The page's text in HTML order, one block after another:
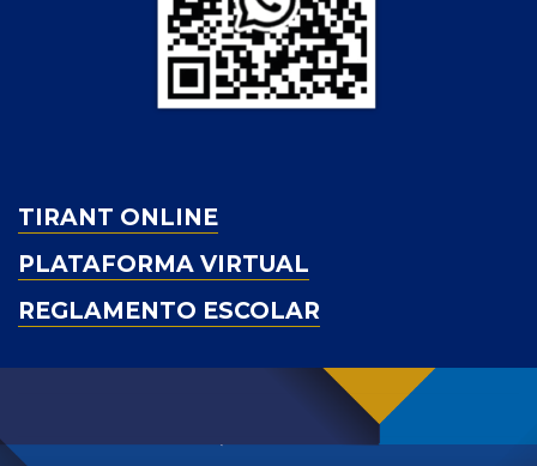
TIRANT ONLINE
PLATAFORMA VIRTUAL
REGLAMENTO ESCOLAR